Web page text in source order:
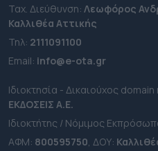
Ταχ. Διεύθυνση: Λεωφόρος
Καλλιθέα Αττικής
Τηλ: 2111091100
Εmail: info@e-ota.gr
Ιδιοκτησία - Δικαιούχος
ΕΚΔΟΣΕΙΣ A.E.
Ιδιοκτήτης / Νόμιμος
ΑΦΜ: 800595750, ΔΟΥ: